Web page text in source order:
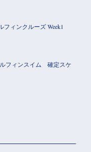
フィンクルーズ Week1
ルフィンスイム 確定スケ